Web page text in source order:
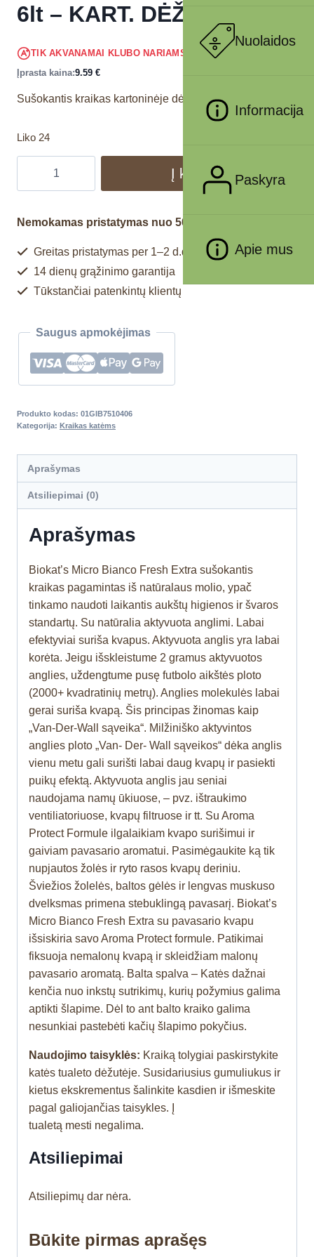
Nuolaidos
Informacija
Paskyra
Apie mus
6lt – KART. DĖŽĖ
TIK AKVANAMAI KLUBO NARIAMS 9.11€
Įprasta kaina:9.59 €
Sušokantis kraikas kartoninėje dėžėje, skirtas katėms.
Liko 24
Į krepšelį
Nemokamas pristatymas nuo 50€
Greitas pristatymas per 1–2 d.d.
14 dienų grąžinimo garantija
Tūkstančiai patenkintų klientų
Saugus apmokėjimas
Produkto kodas: 01GIB7510406
Kategorija: Kraikas katėms
Aprašymas
Atsiliepimai (0)
Aprašymas
Biokat’s Micro Bianco Fresh Extra sušokantis
kraikas pagamintas iš natūralaus molio, ypač
tinkamo naudoti laikantis aukštų higienos ir švaros
standartų. Su natūralia aktyvuota anglimi. Labai
efektyviai suriša kvapus. Aktyvuota anglis yra labai
korėta. Jeigu išskleistume 2 gramus aktyvuotos
anglies, uždengtume pusę futbolo aikštės ploto
(2000+ kvadratinių metrų). Anglies molekulės labai
gerai suriša kvapą. Šis principas žinomas kaip
„Van-Der-Wall sąveika“. Milžiniško aktyvintos
anglies ploto „Van- Der- Wall sąveikos“ dėka anglis
vienu metu gali surišti labai daug kvapų ir pasiekti
puikų efektą. Aktyvuota anglis jau seniai
naudojama namų ūkiuose, – pvz. ištraukimo
ventiliatoriuose, kvapų filtruose ir tt. Su Aroma
Protect Formule ilgalaikiam kvapo surišimui ir
gaiviam pavasario aromatui. Pasimėgaukite ką tik
nupjautos žolės ir ryto rasos kvapų deriniu.
Šviežios žolelės, baltos gėlės ir lengvas muskuso
dvelksmas primena stebuklingą pavasarį. Biokat’s
Micro Bianco Fresh Extra su pavasario kvapu
išsiskiria savo Aroma Protect formule. Patikimai
fiksuoja nemalonų kvapą ir skleidžiam malonų
pavasario aromatą. Balta spalva – Katės dažnai
kenčia nuo inkstų sutrikimų, kurių požymius galima
aptikti šlapime. Dėl to ant balto kraiko galima
nesunkiai pastebėti kačių šlapimo pokyčius.
Naudojimo taisyklės: Kraiką tolygiai paskirstykite
katės tualeto dėžutėje. Susidariusius gumuliukus ir
kietus ekskrementus šalinkite kasdien ir išmeskite
pagal galiojančias taisykles. Į
tualetą mesti negalima.
Atsiliepimai
Atsiliepimų dar nėra.
Būkite pirmas aprašęs